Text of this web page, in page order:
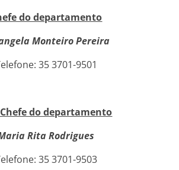
do departamento
Monteiro Pereira
35 3701-9501
do departamento
Rita Rodrigues
35 3701-9503